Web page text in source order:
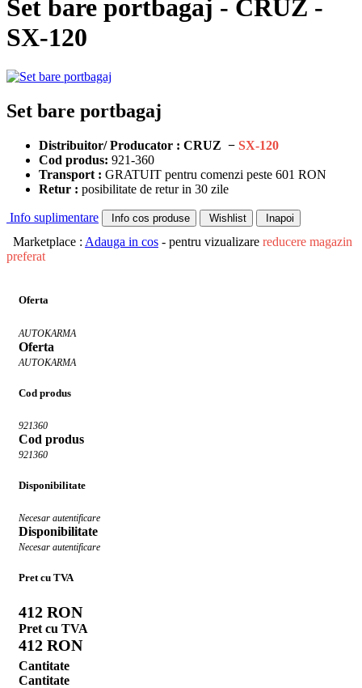
Set bare portbagaj - CRUZ -
SX-120
Set bare portbagaj
Distribuitor/ Producator : CRUZ − SX-120
Cod produs: 921-360
Transport : GRATUIT pentru comenzi peste 601 RON
Retur : posibilitate de retur in 30 zile
Info suplimentare Info cos produse Wishlist Inapoi
Marketplace : Adauga in cos - pentru vizualizare reducere magazin
preferat
Oferta
AUTOKARMA
Oferta
AUTOKARMA
Cod produs
921360
Cod produs
921360
Disponibilitate
Necesar autentificare
Disponibilitate
Necesar autentificare
Pret cu TVA
412 RON
Pret cu TVA
412 RON
Cantitate
Cantitate